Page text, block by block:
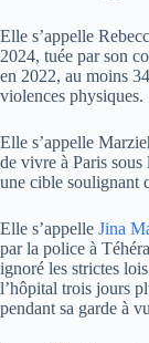
Elle s’appelle
2024, tuée par son
en 2022, au moins
violences physiques.
Elle s’appelle
de vivre à Paris
une cible soulignant
Elle s’appelle Jina
par la police à
ignoré les strictes
l’hôpital trois jours
pendant sa garde à